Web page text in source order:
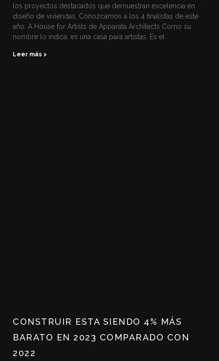
los proyectos destacados que demuestran excelencia en
diseño de viviendas. Conozcamos a los 4 finalistas de este
año. A House for Artists de Apparata Architects Como su
nombre lo indica, es una casa para artistas. Es el
Leer más >
CONSTRUIR ESTA SIENDO 4% MÁS
BARATO EN 2023 COMPARADO CON
2022